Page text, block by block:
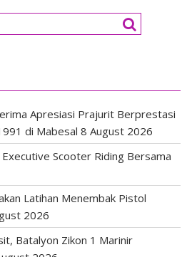
Apresiasi Prajurit Berprestasi
di Mabesal 8 August 2026
Scooter Riding Bersama
Latihan Menembak Pistol
2026
Batalyon Zikon 1 Marinir